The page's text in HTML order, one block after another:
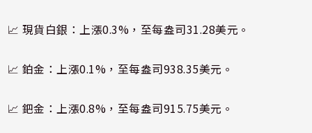
📈 現貨白銀：上漲0.3%，至每盎司31.28美元。
📈 鉑金：上漲0.1%，至每盎司938.35美元。
📈 鈀金：上漲0.8%，至每盎司915.75美元。